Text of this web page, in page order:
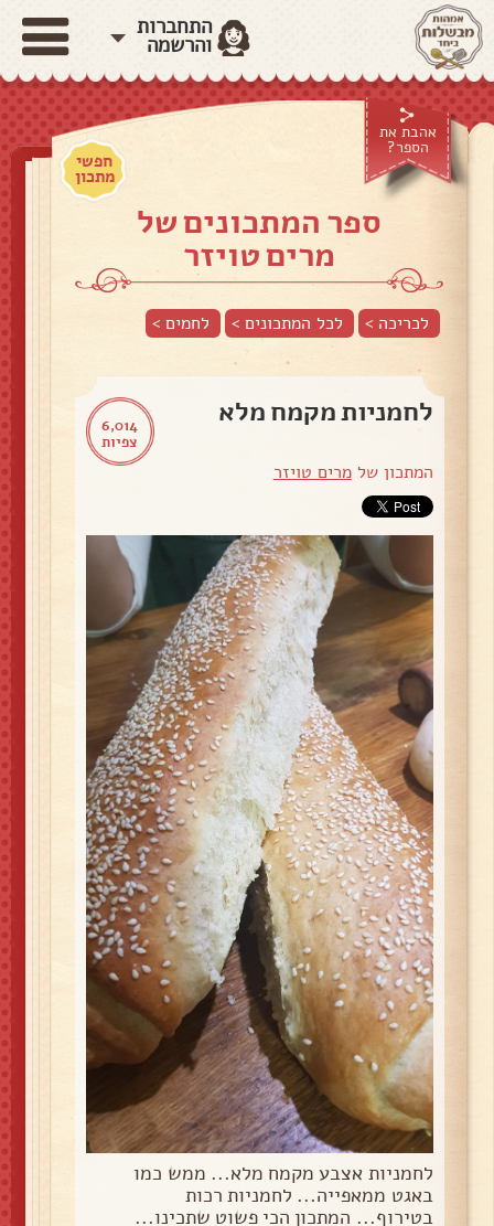
התחברות
והרשמה
אהבת את
הספר?
חפשי
מתכון
ספר המתכונים של
מרים טויזר
לכריכה > לכל המתכונים > לחמים>
6,014
צפיות
לחמניות מקמח מלא
המתכון שלמרים טויזר
לחמניות אצבע מקמח מלא... ממש כמו
באגט ממאפייה... לחמניות רכות
בטירוף... המתכון הכי פשוט שתכינו...